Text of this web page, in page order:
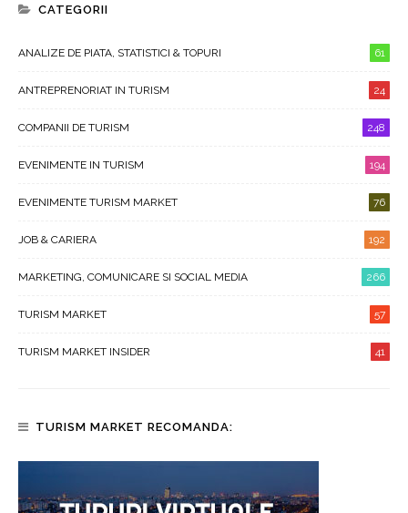
CATEGORII
ANALIZE DE PIATA, STATISTICI & TOPURI 61
ANTREPRENORIAT IN TURISM 24
COMPANII DE TURISM 248
EVENIMENTE IN TURISM 194
EVENIMENTE TURISM MARKET 76
JOB & CARIERA 192
MARKETING, COMUNICARE SI SOCIAL MEDIA 266
TURISM MARKET 57
TURISM MARKET INSIDER 41
TURISM MARKET RECOMANDA: